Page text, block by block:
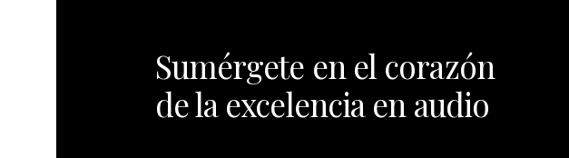
Sumérgete en el corazón
de la excelencia en audio